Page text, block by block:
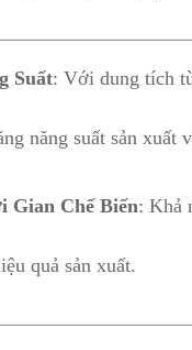
Suất: Với dung tích
năng suất sản xuất
Gian Chế Biến: Khả
quả sản xuất.